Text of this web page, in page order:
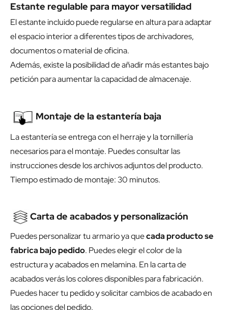
Estante regulable para mayor versatilidad
El estante incluido puede regularse en altura para adaptar
el espacio interior a diferentes tipos de archivadores,
documentos o material de oficina.
Además, existe la posibilidad de añadir más estantes bajo
petición para aumentar la capacidad de almacenaje.
Montaje de la estantería baja
La estantería se entrega con el herraje y la tornillería
necesarios para el montaje. Puedes consultar las
instrucciones desde los archivos adjuntos del producto.
Tiempo estimado de montaje: 30 minutos.
Carta de acabados y personalización
Puedes personalizar tu armario ya quecada producto se
fabrica bajo pedido. Puedes elegir el color de la
estructura y acabados en melamina. En la carta de
acabados verás los colores disponibles para fabricación.
Puedes hacer tu pedido y solicitar cambios de acabado en
las opciones del pedido.